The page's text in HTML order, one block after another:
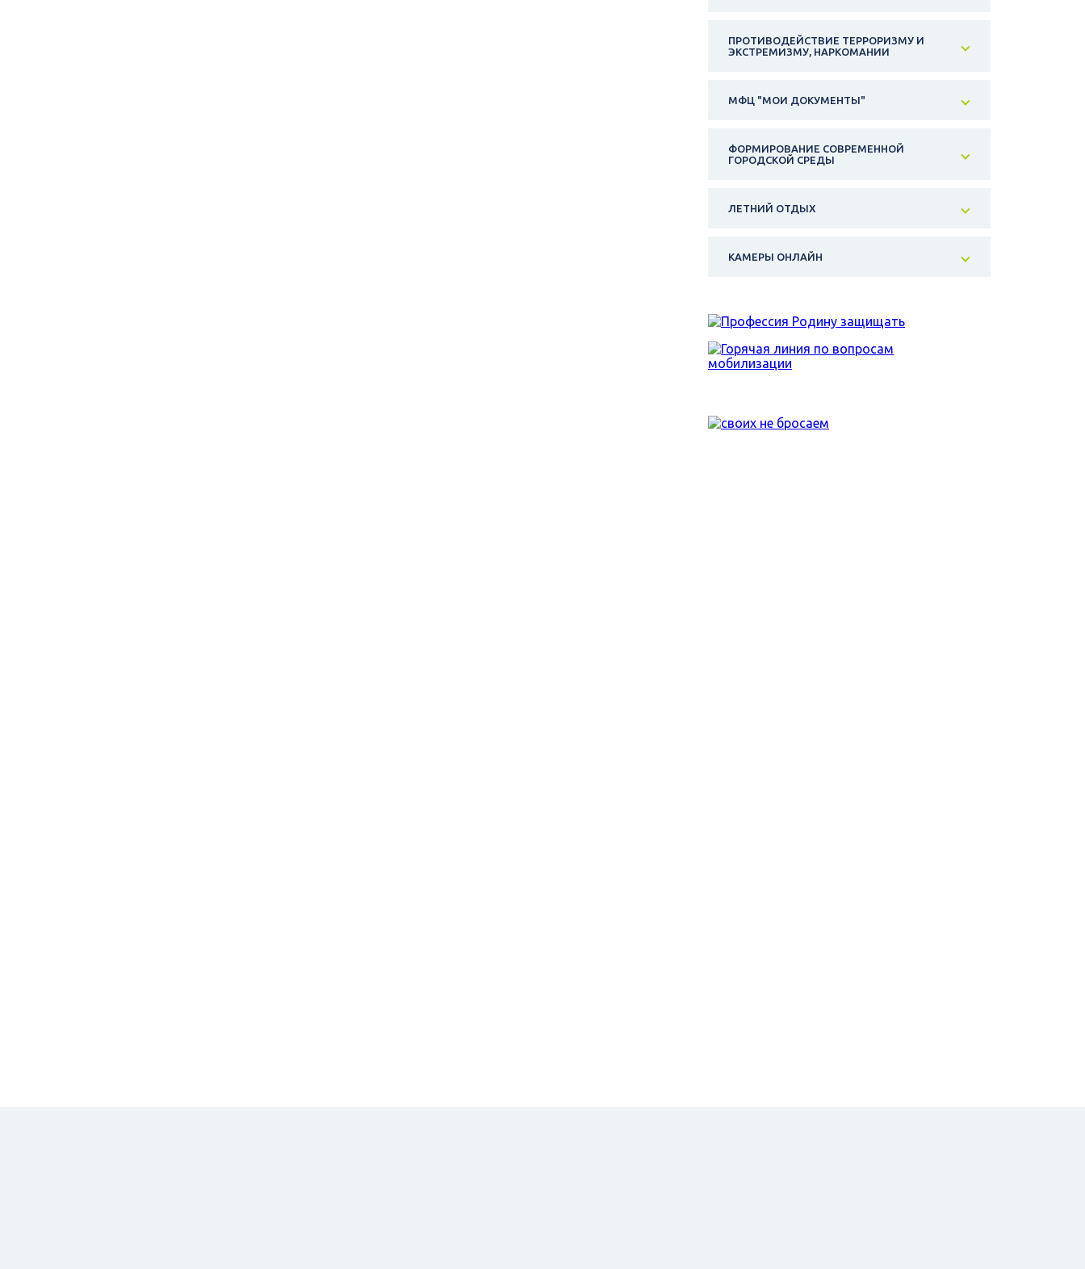
ПРОТИВОДЕЙСТВИЕ ТЕРРОРИЗМУ И
ЭКСТРЕМИЗМУ, НАРКОМАНИИ
МФЦ "МОИ ДОКУМЕНТЫ"
ФОРМИРОВАНИЕ СОВРЕМЕННОЙ
ГОРОДСКОЙ СРЕДЫ
ЛЕТНИЙ ОТДЫХ
КАМЕРЫ ОНЛАЙН